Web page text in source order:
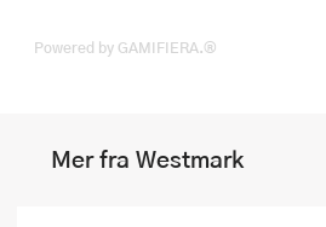
Powered by GAMIFIERA.®
Mer fra Westmark